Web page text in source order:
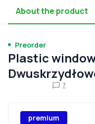
About the product
Preorder
Plastic
7
premium